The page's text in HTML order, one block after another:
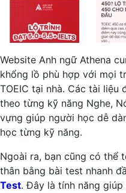
Website Anh ngữ Athena
khổng lồ phù hợp với mọi
TOEIC tại nhà. Các tài liệu
theo từng kỹ năng Nghe,
vựng giúp người học dễ
học từng kỹ năng.
Ngoài ra, bạn cũng có thể
thân bằng bài test nhanh
Test. Đây là tính năng